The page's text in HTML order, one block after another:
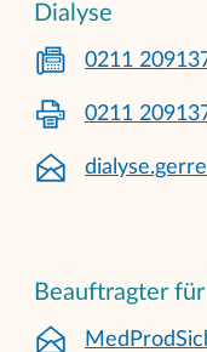
Dialyse
0211
0211
Beauftragter